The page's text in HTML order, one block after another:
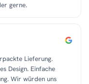
gerne.
Lieferung.
Design. Einfache
Wir würden uns